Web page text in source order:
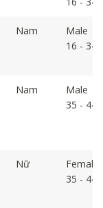
Nam
Male
16 - 34
Nam
Male
35 - 44
Nữ
Female
35 - 44